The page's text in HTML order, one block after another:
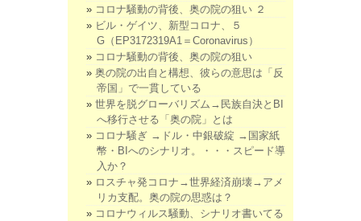
コロナ騒動の背後、奥の院の狙い ２
ビル・ゲイツ、新型コロナ、５
G（EP3172319A1＝Coronavirus）
コロナ騒動の背後、奥の院の狙い
奥の院の出自と構想、彼らの意思は「反
帝国」で一貫している
世界を脱グローバリズム→民族自決とBI
へ移行させる「奥の院」とは
コロナ騒ぎ →ドル・中銀破綻 →国家紙
幣・BIへのシナリオ。・・・スピード導
入か？
ロスチャ発コロナ→世界経済崩壊→アメ
リカ支配。奥の院の思惑は？
コロナウィルス騒動、シナリオ書いてる